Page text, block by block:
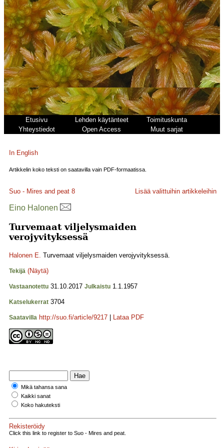
Etusivu Lehden käytänteet
Toimituskunta
Yhteystiedot
Open Access Muut sarjat
In English
Artikkelin koko teksti on saatavilla vain PDF-formaatissa.
Suo - Mires and peat 8 Lisää valittuihin artikkeleihin
Eino Halonen
Turvemaat viljelysmaiden
verojyvityksessä
Halonen E. Turvemaat viljelysmaiden verojyvityksessä.
Tekijä (Näytä)
Vastaanotettu 31.10.2017 Julkaistu 1.1.1957
Katselukerrat 3704
Saatavilla http://suo.fi/article/9217 Lataa PDF
Mikä tahansa sana
Kaikki sanat
Koko hakuteksti
Rekisteröidy
Click this link to register to Suo - Mires and peat.